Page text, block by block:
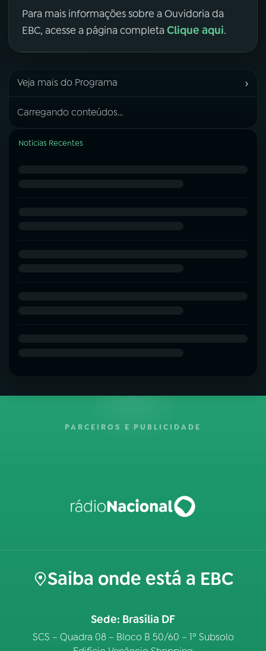
Para mais informações sobre a Ouvidoria da
EBC, acesse a página completa Clique aqui.
Veja mais do Programa ›
Carregando conteúdos...
Notícias Recentes
PARCEIROS E PUBLICIDADE
Saiba onde está a EBC
Sede: Brasília DF
SCS – Quadra 08 – Bloco B 50/60 – 1º Subsolo